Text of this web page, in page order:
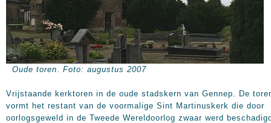
Oude toren. Foto: augustus 2007
Vrijstaande kerktoren in de oude stadskern van Gennep. De
vormt het restant van de voormalige Sint Martinuskerk die door
oorlogsgeweld in de Tweede Wereldoorlog zwaar werd